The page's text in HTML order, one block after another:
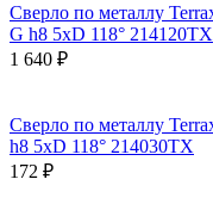
Сверло по металлу
G h8 5xD 118° 214120TX
1 640 ₽
Сверло по металлу
h8 5xD 118° 214030TX
172 ₽